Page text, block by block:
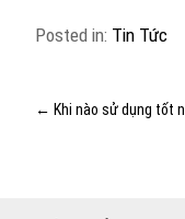
Posted in: Tin Tức
← Khi nào sử dụng tốt